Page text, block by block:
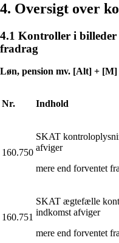
4. Oversigt over
4.1 Kontroller i
fradrag
Løn, pension mv. [Alt] +
Nr. Indhold
160.750
SKAT
afviger
mere end forventet
160.751
SKAT ægtefælle
indkomst afviger
mere end forventet